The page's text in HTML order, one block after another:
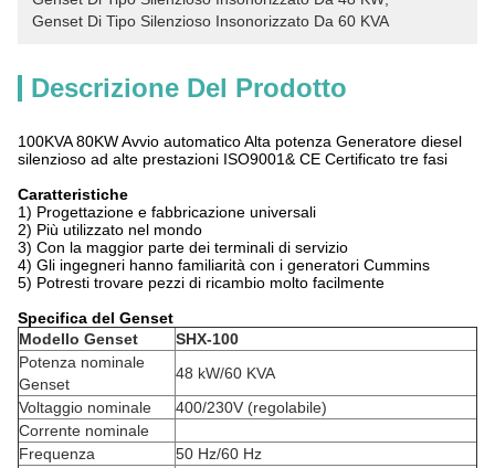
Genset Di Tipo Silenzioso Insonorizzato Da 60 KVA
Descrizione Del Prodotto
100KVA 80KW Avvio automatico Alta potenza Generatore diesel
silenzioso ad alte prestazioni ISO9001& CE Certificato tre fasi
Caratteristiche
1) Progettazione e fabbricazione universali
2) Più utilizzato nel mondo
3) Con la maggior parte dei terminali di servizio
4) Gli ingegneri hanno familiarità con i generatori Cummins
5) Potresti trovare pezzi di ricambio molto facilmente
Specifica del Genset
Modello Genset
SHX-100
Potenza nominale
Genset
48 kW/60 KVA
Voltaggio nominale
400/230V (regolabile)
Corrente nominale
Frequenza
50 Hz/60 Hz